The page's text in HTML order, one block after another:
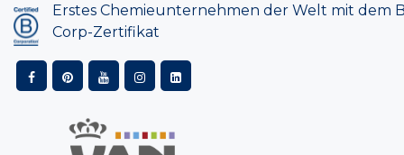
Erstes Chemieunternehmen der Welt mit dem
Corp-Zertifikat